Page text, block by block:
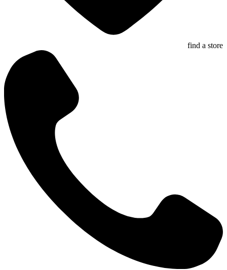
find a store